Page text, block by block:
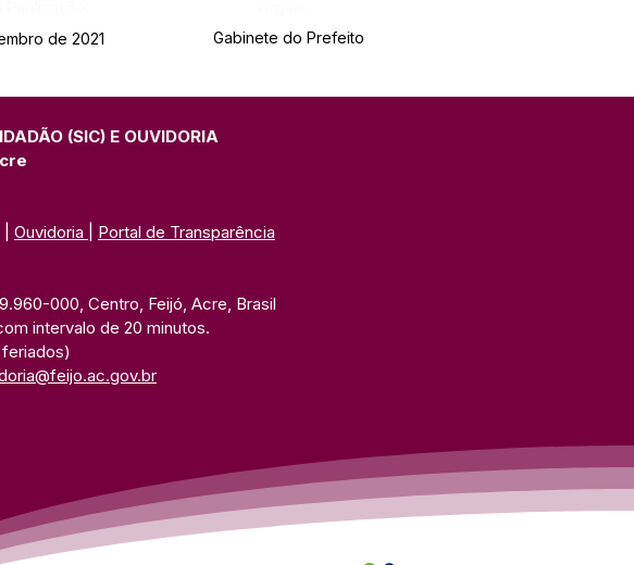
de 2021 Gabinete do Prefeito
(SIC) E OUVIDORIA
Ouvidoria Portal de Transparência
000, Centro, Feijó, Acre, Brasil
intervalo de 20 minutos.